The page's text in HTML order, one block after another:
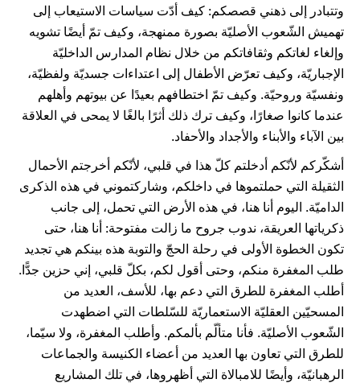
وتتبادر إلى ذهني قصصكم: كيف أدّت سياسات الاستيعاب إلى
تهميش الشّعوب الأصليّة بصورة ممنهجة، وكيف تمّ أيضًا تشويه
وإلغاء لغاتكم وثقافاتكم من خلال نظام المدارس الداخليّة
الإجباريّة، وكيف تعرّض الأطفال إلى اعتداءات جسديّة ولفظيّة،
ونفسيّة وروحيّة. وكيف تمّ اختطافهم بعيدًا عن بيوتهم وأهلهم
عندما كانوا صغارًا، وكيف ترك ذلك أثرًا بالغًا لا يمحى في العلاقة
بين الآباء والأبناء والأجداد والأحفاد.
أشكّركم لأنّكم أدخلتم كلّ هذا في قلبي، لأنّكم أخرجتم الأحمال
الثقيلة التي حملتموها في داخلكم، وشاركتموني في هذه الذكرى
الداميّة. اليوم أنا هنا، في هذه الأرض التي تحمل، إلى جانب
ذكرياتها العريقة، ندوب جروح ما زالت مفتوحة: أنا هنا، حتى
تكون الخطوة الأولى في رحلة الحجّ والتوبة هذه بينكم هي تجديد
طلب المغفرة منكم، وحتى أقول لكم، بكلّ قلبي، إني حزين جدًّا.
أطلب المغفرة للطرق التي دعم بها، للأسف، العديد من
المسحيّين العقليّة الاستعماريّة للسّلطات التي اضطهدت
الشّعوب الأصليّة. فأنا متألّم بألمكم. وأطلب المغفرة، ولا سيّما،
للطرق التي تعاون بها العديد من أعضاء الكنيسة والجماعات
الرهبانيّة، وأيضًا للامبالاة التي أظهروها، في تلك المشاريع